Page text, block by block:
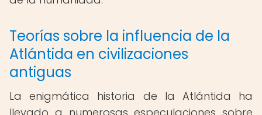
Teorías sobre la influencia de la
Atlántida en civilizaciones
antiguas
La enigmática historia de la Atlántida ha